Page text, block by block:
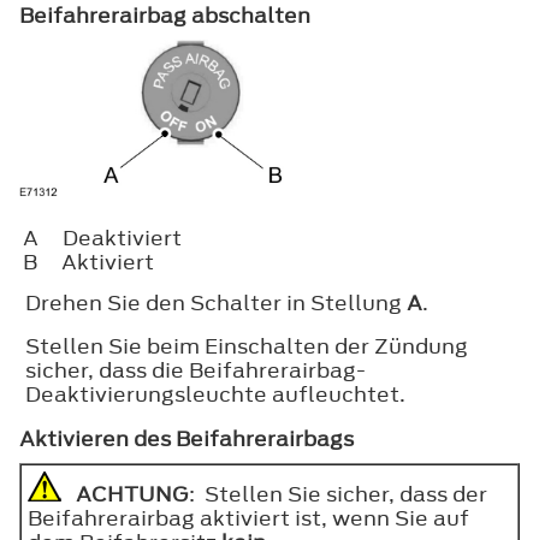
Beifahrerairbag abschalten
A
Deaktiviert
B
Aktiviert
Drehen Sie den Schalter in Stellung A.
Stellen Sie beim Einschalten der Zündung
sicher, dass die Beifahrerairbag-
Deaktivierungsleuchte aufleuchtet.
Aktivieren des Beifahrerairbags
ACHTUNG: Stellen Sie sicher, dass der
Beifahrerairbag aktiviert ist, wenn Sie auf